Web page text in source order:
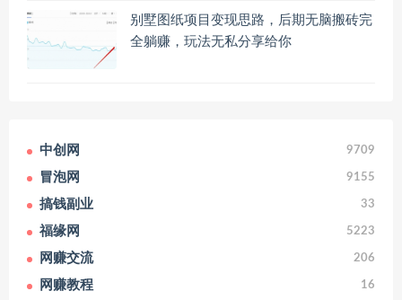
别墅图纸项目变现思路，后期无脑搬砖完
全躺赚，玩法无私分享给你
中创网 9709
冒泡网 9155
搞钱副业 33
福缘网 5223
网赚交流 206
网赚教程 16